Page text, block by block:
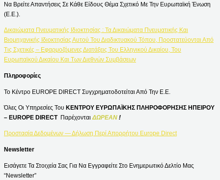
Να Βρείτε Απαντήσεις Σε Κάθε Είδους Θέμα Σχετικό Με Την Ευρωπαϊκή Ένωση
(Ε.Ε.).
Δικαιώματα Πνευματικής Ιδιοκτησίας : Τα Δικαιώματα Πνευματικής Και
Βιομηχανικής Ιδιοκτησίας Αυτού Του Διαδικτυακού Τόπου, Προστατεύονται Από
Τις Σχετικές – Εφαρμοζόμενες Διατάξεις Του Ελληνικού Δικαίου, Του
Ευρωπαϊκού Δικαίου Και Των Διεθνών Συμβάσεων
Πληροφορίες
Το Κέντρο EUROPE DIRECT Συγχρηματοδοτείται Από Την Ε.Ε.
Όλες Οι Υπηρεσίες Του ΚΕΝΤΡΟΥ ΕΥΡΩΠΑΪΚΗΣ ΠΛΗΡΟΦΟΡΗΣΗΣ ΗΠΕΙΡΟΥ
– EUROPE DIRECT Παρέχονται ΔΩΡΕΑΝ !
Προστασία Δεδομένων — Δήλωση Περί Απορρήτου Europe Direct
Newsletter
Εισάγετε Τα Στοιχεία Σας Για Να Εγγραφείτε Στο Ενημερωτικό Δελτίο Μας
“Newsletter”